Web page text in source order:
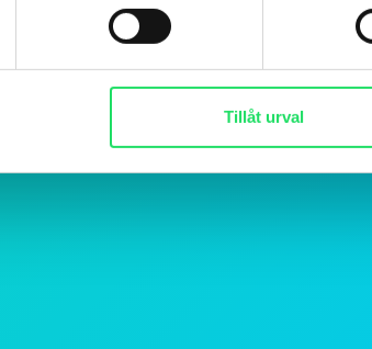
Tillåt urval